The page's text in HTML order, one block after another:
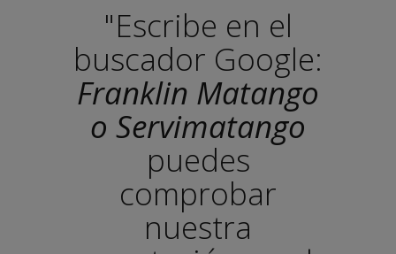
"Escribe en el
buscador Google:
Franklin Matango
o Servimatango
puedes
comprobar
nuestra